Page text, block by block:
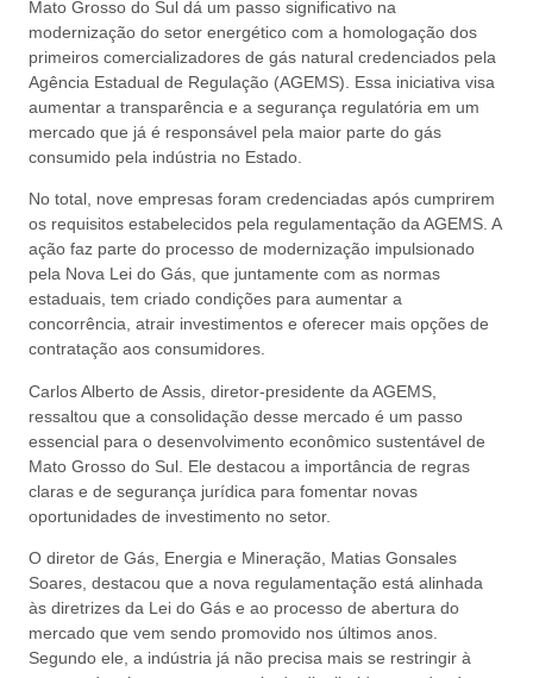
Mato Grosso do Sul dá um passo significativo na
modernização do setor energético com a homologação dos
primeiros comercializadores de gás natural credenciados pela
Agência Estadual de Regulação (AGEMS). Essa iniciativa visa
aumentar a transparência e a segurança regulatória em um
mercado que já é responsável pela maior parte do gás
consumido pela indústria no Estado.
No total, nove empresas foram credenciadas após cumprirem
os requisitos estabelecidos pela regulamentação da AGEMS. A
ação faz parte do processo de modernização impulsionado
pela Nova Lei do Gás, que juntamente com as normas
estaduais, tem criado condições para aumentar a
concorrência, atrair investimentos e oferecer mais opções de
contratação aos consumidores.
Carlos Alberto de Assis, diretor-presidente da AGEMS,
ressaltou que a consolidação desse mercado é um passo
essencial para o desenvolvimento econômico sustentável de
Mato Grosso do Sul. Ele destacou a importância de regras
claras e de segurança jurídica para fomentar novas
oportunidades de investimento no setor.
O diretor de Gás, Energia e Mineração, Matias Gonsales
Soares, destacou que a nova regulamentação está alinhada
às diretrizes da Lei do Gás e ao processo de abertura do
mercado que vem sendo promovido nos últimos anos.
Segundo ele, a indústria já não precisa mais se restringir à